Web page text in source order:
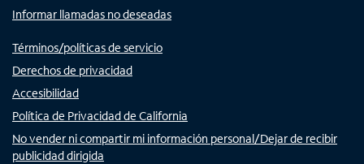
Informar llamadas no deseadas
Términos/políticas de servicio
Derechos de privacidad
Accesibilidad
Política de Privacidad de California
No vender ni compartir mi información personal/Dejar de recibir
publicidad dirigida